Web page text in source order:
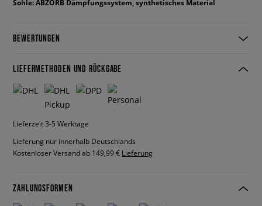
Sohle: ABZORB Dämpfungssystem, synthetisches Material
BEWERTUNGEN
LIEFERMETHODEN UND RÜCKGABE
Lieferzeit 3-5 Werktage
Lieferung nur innerhalb Deutschlands
Kostenloser Versand ab 149,99 € Lieferung
ZAHLUNGSFORMEN